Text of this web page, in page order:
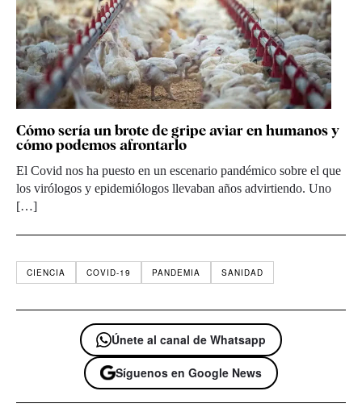
Cómo sería un brote de gripe aviar en humanos y
cómo podemos afrontarlo
El Covid nos ha puesto en un escenario pandémico sobre el que
los virólogos y epidemiólogos llevaban años advirtiendo. Uno
[…]
CIENCIA COVID-19 PANDEMIA SANIDAD
Únete al canal de Whatsapp
Síguenos en Google News